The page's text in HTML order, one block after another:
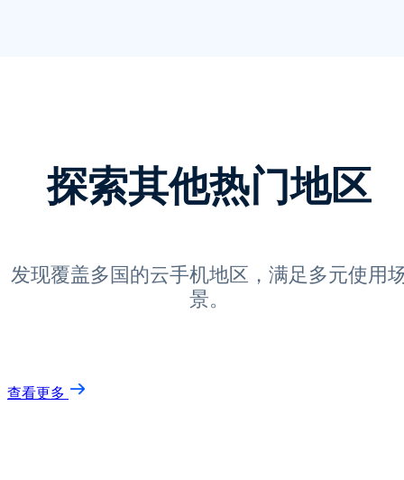
探索其他热门地区
发现覆盖多国的云手机地区，满足多元使用
景。
查看更多